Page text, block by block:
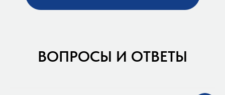
ВОПРОСЫ И ОТВЕТЫ